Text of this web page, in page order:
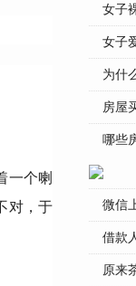
一个喇
对，于
...
女子
...
女子
...
为什
...
房屋
...
哪些
微信
...
借款
...
原来